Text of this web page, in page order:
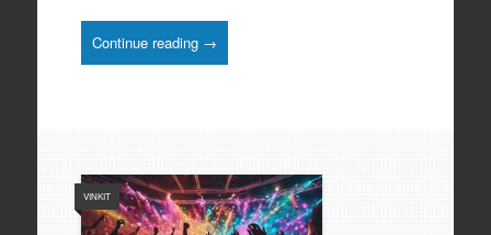
Continue reading →
VINKIT